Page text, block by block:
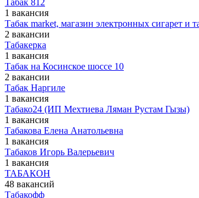
Табак 812
1 вакансия
Табак market, магазин электронных сигарет и
2 вакансии
Табакерка
1 вакансия
Табак на Косинское шоссе 10
2 вакансии
Табак Наргиле
1 вакансия
Табако24 (ИП Мехтиева Ляман Рустам Гызы)
1 вакансия
Табакова Елена Анатольевна
1 вакансия
Табаков Игорь Валерьевич
1 вакансия
ТАБАКОН
48 вакансий
Табакофф